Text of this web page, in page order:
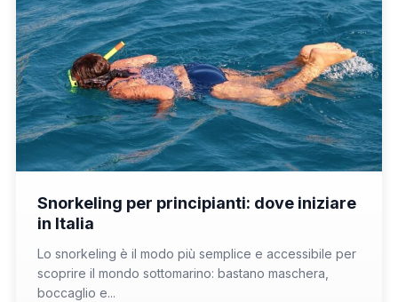
Snorkeling per principianti: dove iniziare
in Italia
Lo snorkeling è il modo più semplice e accessibile per
scoprire il mondo sottomarino: bastano maschera,
boccaglio e...